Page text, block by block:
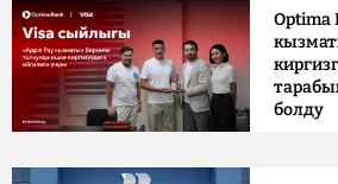
Optima
болду